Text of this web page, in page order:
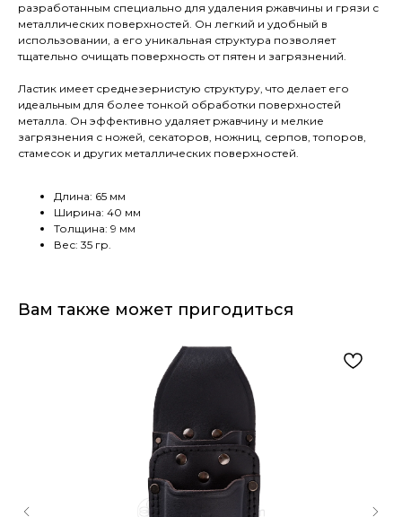
разработанным специально для удаления ржавчины и грязи с
металлических поверхностей. Он легкий и удобный в
использовании, а его уникальная структура позволяет
тщательно очищать поверхность от пятен и загрязнений.
Ластик имеет среднезернистую структуру, что делает его
идеальным для более тонкой обработки поверхностей
металла. Он эффективно удаляет ржавчину и мелкие
загрязнения с ножей, секаторов, ножниц, серпов, топоров,
стамесок и других металлических поверхностей.
Длина: 65 мм
Ширина: 40 мм
Толщина: 9 мм
Вес: 35 гр.
Вам также может пригодиться